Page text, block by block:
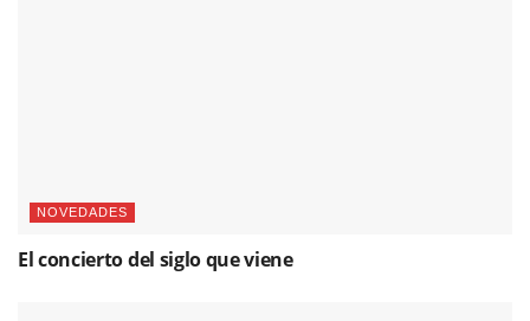
NOVEDADES
El concierto del siglo que viene